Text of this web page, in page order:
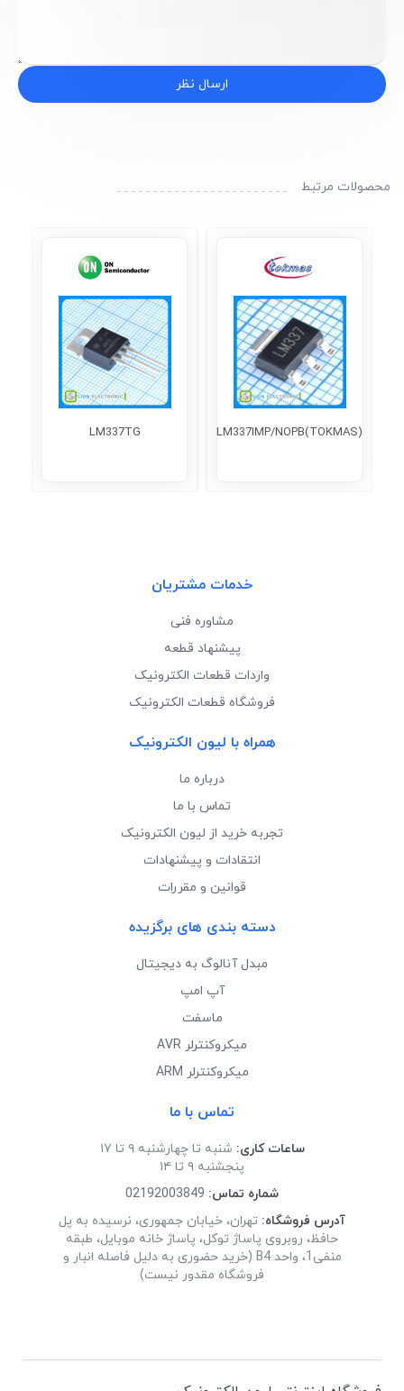
ارسال نظر
محصولات مرتبط
LM337IMP/NOPB(TOKMAS)
LM337TG
خدمات مشتریان
مشاوره فنی
پیشنهاد قطعه
واردات قطعات الکترونیک
فروشگاه قطعات الکترونیک
همراه با لیون الکترونیک
درباره ما
تماس با ما
تجربه خرید از لیون الکترونیک
انتقادات و پیشنهادات
قوانین و مقررات
دسته بندی های برگزیده
مبدل آنالوگ به دیجیتال
آپ امپ
ماسفت
میکروکنترلر AVR
میکروکنترلر ARM
تماس با ما
ساعات کاری: شنبه تا چهارشنبه ۹ تا ۱۷
پنجشنبه ۹ تا ۱۴
شماره تماس: 02192003849
آدرس فروشگاه: تهران، خیابان جمهوری، نرسیده به پل
حافظ، روبروی پاساژ توکل، پاساژ خانه موبایل، طبقه
منفی1، واحد B4 (خرید حضوری به دلیل فاصله انبار و
فروشگاه مقدور نیست)